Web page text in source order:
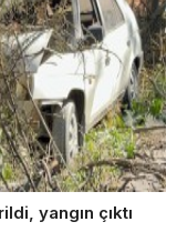
yangın çıktı